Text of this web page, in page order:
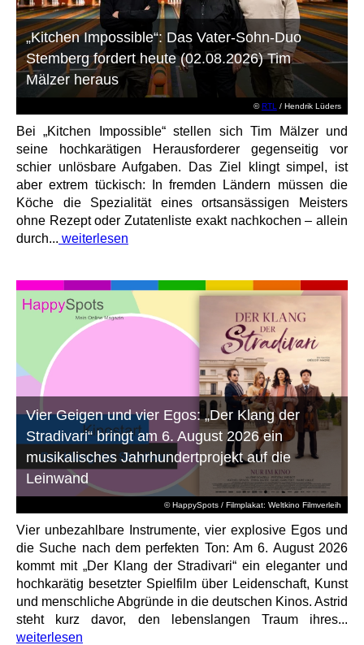
©RTL / Hendrik Lüders
„Kitchen Impossible“: Das Vater-Sohn-Duo
Stemberg fordert heute (02.08.2026) Tim
Mälzer heraus
Bei „Kitchen Impossible“ stellen sich Tim Mälzer und
seine hochkarätigen Herausforderer gegenseitig vor
schier unlösbare Aufgaben. Das Ziel klingt simpel, ist
aber extrem tückisch: In fremden Ländern müssen die
Köche die Spezialität eines ortsansässigen Meisters
ohne Rezept oder Zutatenliste exakt nachkochen – allein
durch... weiterlesen
© HappySpots / Filmplakat: Weltkino Filmverleih
Vier Geigen und vier Egos: „Der Klang der
Stradivari“ bringt am 6. August 2026 ein
musikalisches Jahrhundertprojekt auf die
Leinwand
Vier unbezahlbare Instrumente, vier explosive Egos und
die Suche nach dem perfekten Ton: Am 6. August 2026
kommt mit „Der Klang der Stradivari“ ein eleganter und
hochkarätig besetzter Spielfilm über Leidenschaft, Kunst
und menschliche Abgründe in die deutschen Kinos. Astrid
steht kurz davor, den lebenslangen Traum ihres...
weiterlesen